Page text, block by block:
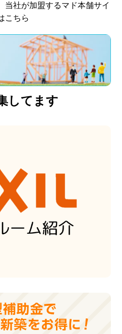
当社が加盟するマド本舗サイ
こちら
してます